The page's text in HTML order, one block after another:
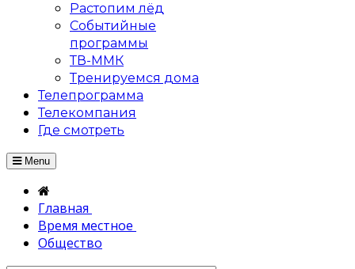
Растопим лёд
Событийные
программы
ТВ-ММК
Тренируемся дома
Телепрограмма
Телекомпания
Где смотреть
Menu
Главная
Время местное
Общество